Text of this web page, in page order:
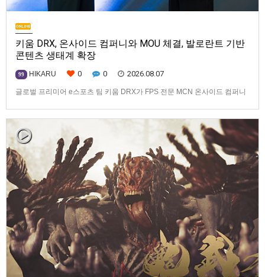
키움 DRX, 온사이드 컴퍼니와 MOU 체결, 발로란트 기반
콘텐츠 생태계 확장
99 HIKARU 0 0 2026.08.07
글로벌 프리미어 e스포츠 팀 키움 DRX가 FPS 전문 MCN 온사이드 컴퍼니
문화 산업 저변 확대 및 콘텐츠 강화를 위한 업무 협약(MOU)을 체결했다고
밝혔다. 이날 협약식에는 키움 DRX 양선일 대표이사, …